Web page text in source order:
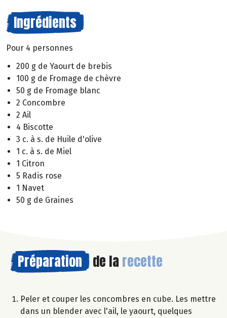
Ingrédients
Pour 4 personnes
200 g de Yaourt de brebis
100 g de Fromage de chèvre
50 g de Fromage blanc
2 Concombre
2 Ail
4 Biscotte
3 c. à s. de Huile d'olive
1 c. à s. de Miel
1 Citron
5 Radis rose
1 Navet
50 g de Graines
Préparation de la recette
Peler et couper les concombres en cube. Les mettre
dans un blender avec l'ail, le yaourt, quelques